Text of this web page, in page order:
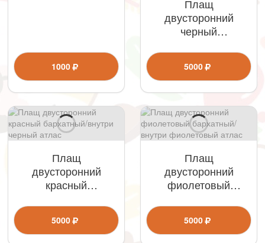
1000
Плащ
двусторонний
черный
5000
Плащ
двусторонний
красный
5000
Плащ
двусторонний
фиолетовый
атлас
5000